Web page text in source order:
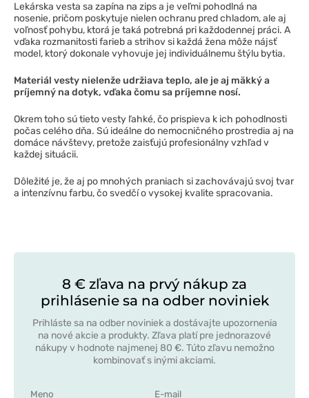
Lekárska vesta sa zapína na zips a je veľmi pohodlná na
nosenie, pričom poskytuje nielen ochranu pred chladom, ale aj
voľnosť pohybu, ktorá je taká potrebná pri každodennej práci. A
vďaka rozmanitosti farieb a strihov si každá žena môže nájsť
model, ktorý dokonale vyhovuje jej individuálnemu štýlu bytia.
Materiál vesty nielenže udržiava teplo, ale je aj mäkký a
príjemný na dotyk, vďaka čomu sa príjemne nosí.
Okrem toho sú tieto vesty ľahké, čo prispieva k ich pohodlnosti
počas celého dňa. Sú ideálne do nemocničného prostredia aj na
domáce návštevy, pretože zaisťujú profesionálny vzhľad v
každej situácii.
Dôležité je, že aj po mnohých praniach si zachovávajú svoj tvar
a intenzívnu farbu, čo svedčí o vysokej kvalite spracovania.
8 € zľava na prvý nákup za
prihlásenie sa na odber noviniek
Prihláste sa na odber noviniek a dostávajte upozornenia
na nové akcie a produkty. Zľava platí pre jednorazové
nákupy v hodnote najmenej 80 €. Túto zľavu nemožno
kombinovať s inými akciami.